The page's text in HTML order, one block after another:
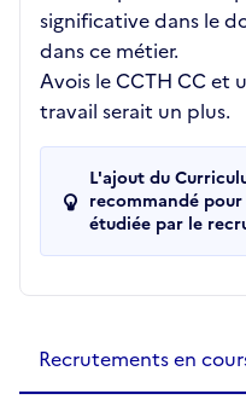
significative dans le
dans ce métier.
Avois le CCTH CC et
travail serait un plus.
L'ajout du
recommandé
étudiée par le
Recrutements en